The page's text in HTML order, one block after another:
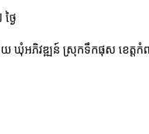
ងៃ
ឃុំអភិវឌ្ឍន៍ ស្រុកទឹកផុស ខេត្តកំព